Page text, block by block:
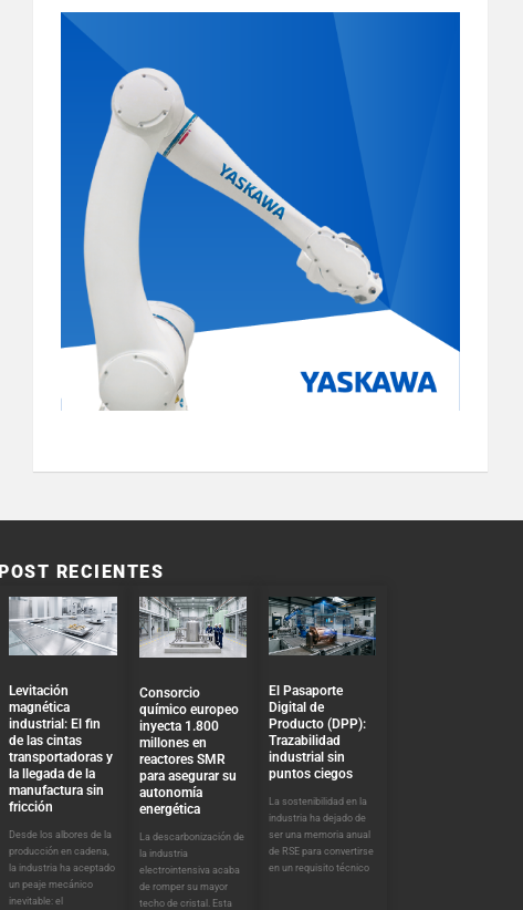
POST RECIENTES
Levitación
magnética
industrial: El fin
de las cintas
transportadoras y
la llegada de la
manufactura sin
fricción
Desde los albores de la
producción en cadena,
la industria ha aceptado
un peaje mecánico
inevitable: el
Consorcio
químico europeo
inyecta 1.800
millones en
reactores SMR
para asegurar su
autonomía
energética
La descarbonización de
la industria
electrointensiva acaba
de romper su mayor
techo de cristal. Esta
El Pasaporte
Digital de
Producto (DPP):
Trazabilidad
industrial sin
puntos ciegos
La sostenibilidad en la
industria ha dejado de
ser una memoria anual
de RSE para convertirse
en un requisito técnico